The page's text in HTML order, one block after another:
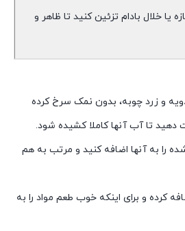
یا خلال بادام تزئین کنید تا ظاهر و
ادویه و زرد چوبه، بدون نمک سرخ کرده
دهید تا آب آنها کاملا کشیده شود.
را به آنها اضافه کنید و مرتب به هم
کرده و برای اینکه خوب طعم مواد را به